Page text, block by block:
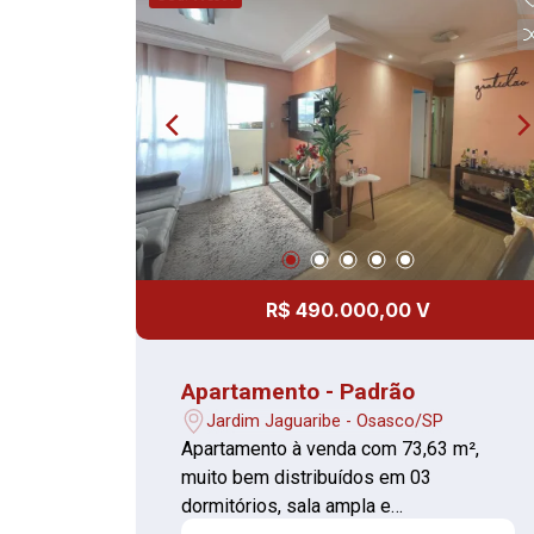
R$ 490.000,00 V
Apartamento - Padrão
Jardim Jaguaribe - Osasco/SP
Apartamento à venda com 73,63 m²,
muito bem distribuídos em 03
dormitórios, sala ampla e